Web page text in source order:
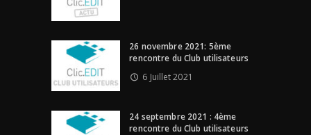
26 novembre 2021: 5ème
rencontre du Club utilisateurs
6 Juillet 2021
24 septembre 2021 : 4ème
rencontre du Club utilisateurs